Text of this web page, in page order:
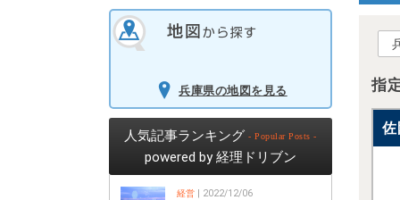
兵庫県の地図を見る
人気記事ランキング- Popular Posts -
powered by 経理ドリブン
経営 | 2022/12/06
指